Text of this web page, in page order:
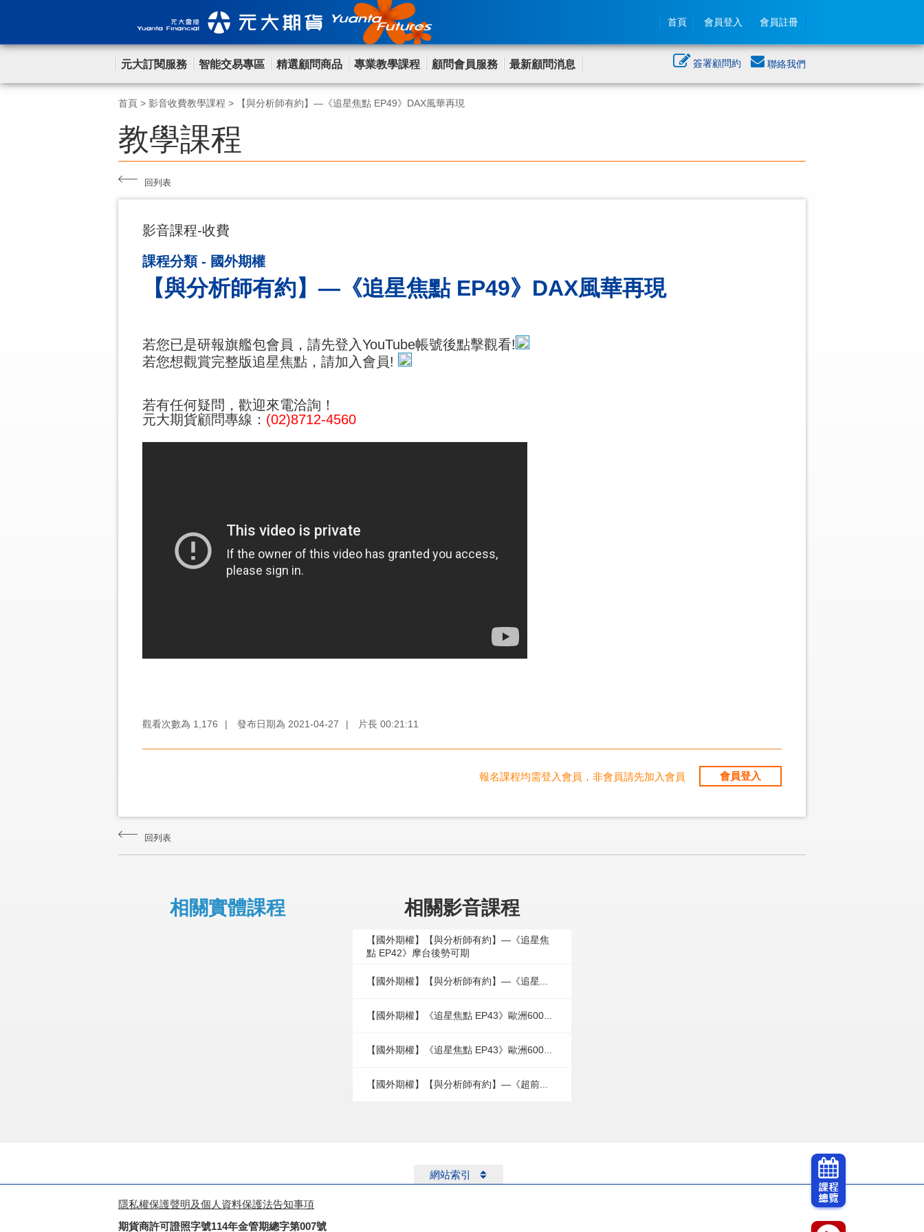
首頁 會員登入 會員註冊
元大訂閱服務 智能交易專區 精選顧問商品 專業教學課程 顧問會員服務 最新顧問消息 簽署顧問約 聯絡我們
首頁 > 影音收費教學課程 > 【與分析師有約】—《追星焦點 EP49》DAX風華再現
教學課程
回列表
影音課程-收費
課程分類 - 國外期權
【與分析師有約】—《追星焦點 EP49》DAX風華再現
若您已是研報旗艦包會員，請先登入YouTube帳號後點擊觀看!
若您想觀賞完整版追星焦點，請加入會員!
若有任何疑問，歡迎來電洽詢！
元大期貨顧問專線： (02)8712-4560
觀看次數為 1,176 | 發布日期為 2021-04-27 | 片長 00:21:11
會員登入
報名課程均需登入會員，非會員請先加入會員
回列表
相關實體課程 相關影音課程
【國外期權】【與分析師有約】—《追星焦
點 EP42》摩台後勢可期
【國外期權】【與分析師有約】—《追星...
【國外期權】《追星焦點 EP43》歐洲600...
【國外期權】《追星焦點 EP43》歐洲600...
【國外期權】【與分析師有約】—《超前...
網站索引
隱私權保護聲明及個人資料保護法告知事項
期貨商許可證照字號114年金管期總字第007號